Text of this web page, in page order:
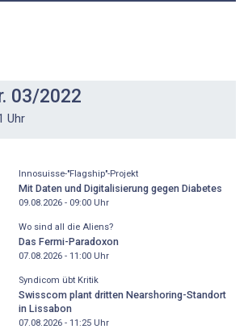
03/2022
Uhr
Innosuisse-"Flagship"-Projekt
Mit Daten und Digitalisierung gegen Diabetes
09.08.2026 - 09:00Uhr
Wo sind all die Aliens?
Das Fermi-Paradoxon
07.08.2026 - 11:00Uhr
Syndicom übt Kritik
Swisscom plant dritten Nearshoring-Standort
in Lissabon
07.08.2026 - 11:25Uhr